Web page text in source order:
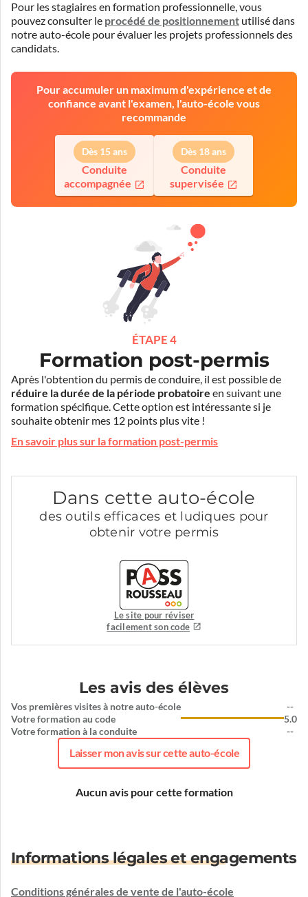
Pour les stagiaires en formation professionnelle, vous
pouvez consulter le procédé de positionnement utilisé dans
notre auto-école pour évaluer les projets professionnels des
candidats.
Pour accumuler un maximum d'expérience et de
confiance avant l'examen, l'auto-école vous
recommande
Dès 15 ans
Conduite
accompagnée
Dès 18 ans
Conduite
supervisée
ÉTAPE 4
Formation post-permis
Après l'obtention du permis de conduire, il est possible de
réduire la durée de la période probatoire en suivant une
formation spécifique. Cette option est intéressante si je
souhaite obtenir mes 12 points plus vite !
En savoir plus sur la formation post-permis
Dans cette auto-école
des outils efficaces et ludiques pour
obtenir votre permis
Le site pour réviser
facilement son code
Les avis des élèves
Vos premières visites à notre auto-école
Votre formation au code
Votre formation à la conduite
--
5.0
--
Laisser mon avis sur cette auto-école
Aucun avis pour cette formation
Informations légales et engagements
Conditions générales de vente de l'auto-école